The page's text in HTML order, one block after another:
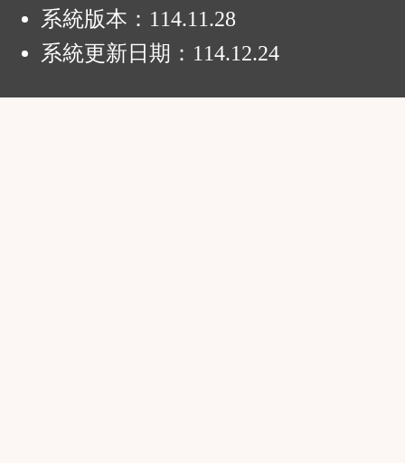
系統版本： 114.11.28
系統更新日期： 114.12.24